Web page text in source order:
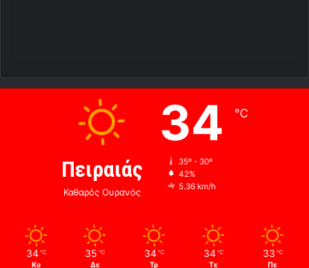
Πειραιάς
Καθαρός Ουρανός
34 ℃
35º - 30º
42%
5.36 km/h
34 ℃
Κυ
35 ℃
Δε
34 ℃
Τρ
34 ℃
Τε
33 ℃
Πε